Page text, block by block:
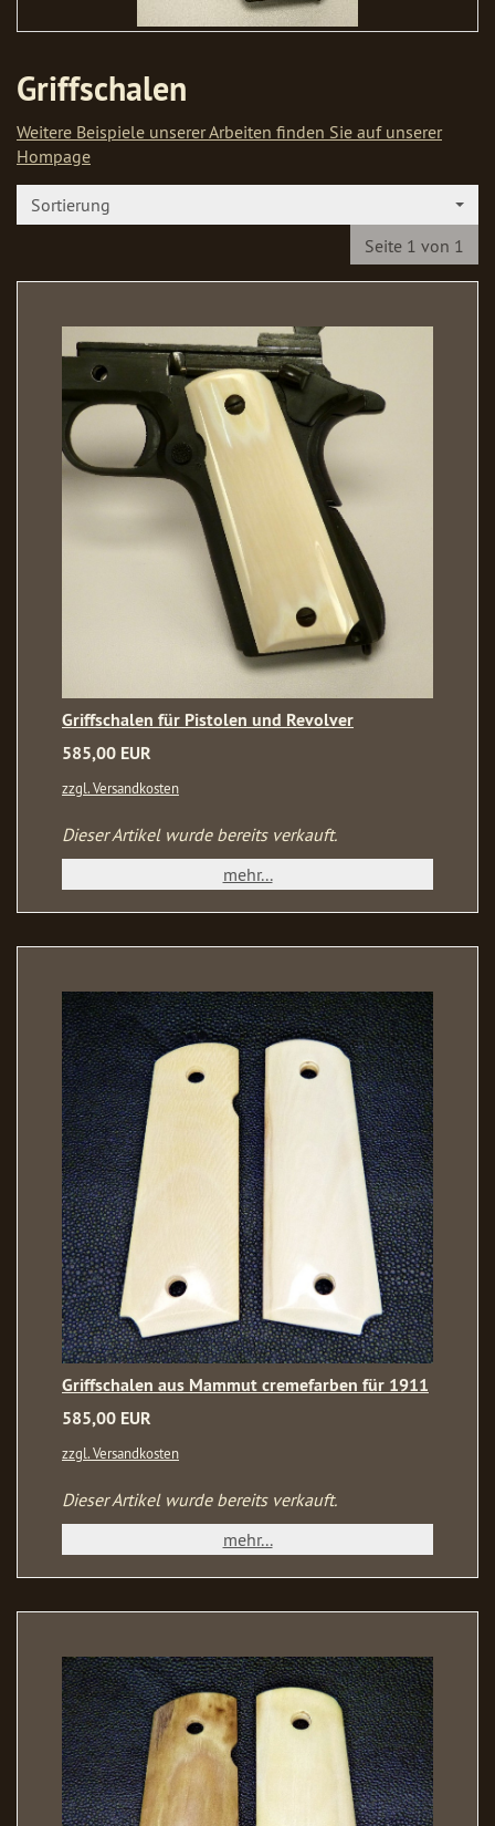
Griffschalen
Weitere Beispiele unserer Arbeiten finden Sie auf unserer
Hompage
Sortierung
Seite 1 von 1
Griffschalen für Pistolen und Revolver
585,00 EUR
zzgl. Versandkosten
Dieser Artikel wurde bereits verkauft.
mehr...
Griffschalen aus Mammut cremefarben für 1911
585,00 EUR
zzgl. Versandkosten
Dieser Artikel wurde bereits verkauft.
mehr...